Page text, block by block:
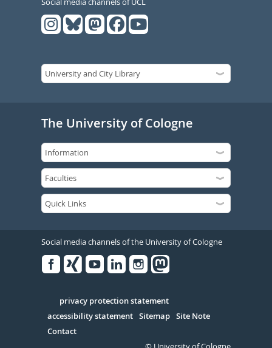
The University of Cologne
Social media channels of the University of Cologne
Serivce
privacy protection statement
accessibility statement Sitemap Site Note
Contact